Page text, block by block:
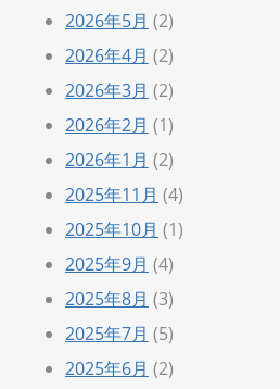
2026年5月 (2)
2026年4月 (2)
2026年3月 (2)
2026年2月 (1)
2026年1月 (2)
2025年11月 (4)
2025年10月 (1)
2025年9月 (4)
2025年8月 (3)
2025年7月 (5)
2025年6月 (2)